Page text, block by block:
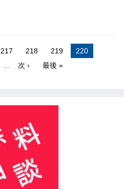
217 218 219
220
… 次 › 最後 »